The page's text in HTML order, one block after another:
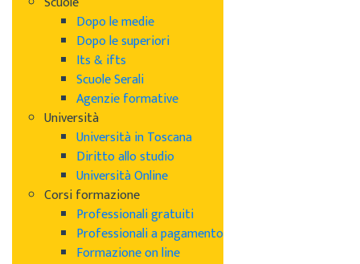
Dopo le medie
Dopo le superiori
Its & ifts
Scuole Serali
Agenzie formative
Università
Università in Toscana
Diritto allo studio
Università Online
Corsi formazione
Professionali gratuiti
Professionali a pagamento
Formazione on line